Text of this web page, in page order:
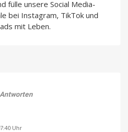
fülle unsere Social Media-
bei Instagram, TikTok und
mit Leben.
Uhr